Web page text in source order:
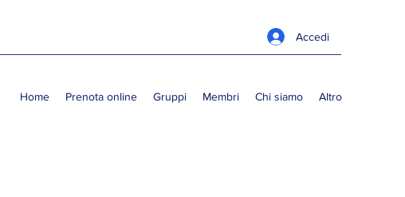
Accedi
Home Prenota online Gruppi Membri Chi siamo Altro